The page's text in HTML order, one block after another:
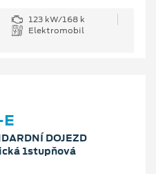
123 kW/168 k
Elektromobil
DOJEZD
1stupňová